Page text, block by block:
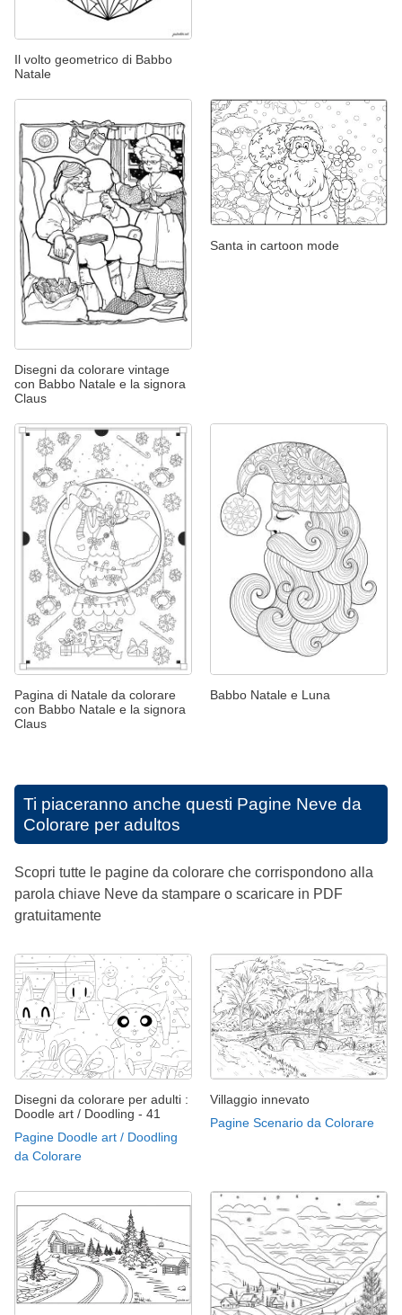
Il volto geometrico di Babbo
Natale
Disegni da colorare vintage
con Babbo Natale e la signora
Claus
Santa in cartoon mode
Pagina di Natale da colorare
con Babbo Natale e la signora
Claus
Babbo Natale e Luna
Ti piaceranno anche questi Pagine Neve da
Colorare per adultos
Scopri tutte le pagine da colorare che corrispondono alla
parola chiave Neve da stampare o scaricare in PDF
gratuitamente
Disegni da colorare per adulti :
Doodle art / Doodling - 41
Pagine Doodle art / Doodling
da Colorare
Villaggio innevato
Pagine Scenario da Colorare